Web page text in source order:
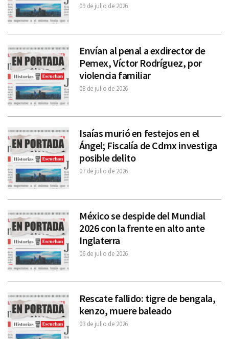
09 de julio de 2026
Envían al penal a exdirector de
Pemex, Víctor Rodríguez, por
violencia familiar
08 de julio de 2026
Isaías murió en festejos en el
Ángel; Fiscalía de Cdmx investiga
posible delito
07 de julio de 2026
México se despide del Mundial
2026 con la frente en alto ante
Inglaterra
06 de julio de 2026
Rescate fallido: tigre de bengala,
kenzo, muere baleado
03 de julio de 2026